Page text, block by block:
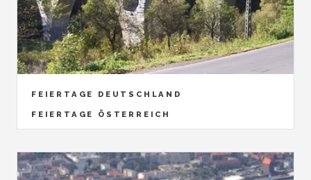
FEIERTAGE DEUTSCHLAND
FEIERTAGE ÖSTERREICH